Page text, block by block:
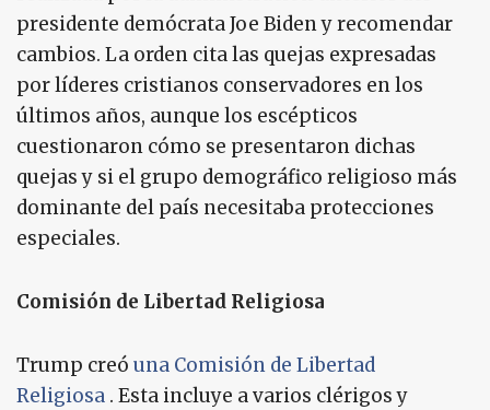
presidente demócrata Joe Biden y recomendar
cambios. La orden cita las quejas expresadas
por líderes cristianos conservadores en los
últimos años, aunque los escépticos
cuestionaron cómo se presentaron dichas
quejas y si el grupo demográfico religioso más
dominante del país necesitaba protecciones
especiales.
Comisión de Libertad Religiosa
Trump creó una Comisión de Libertad
Religiosa . Esta incluye a varios clérigos y